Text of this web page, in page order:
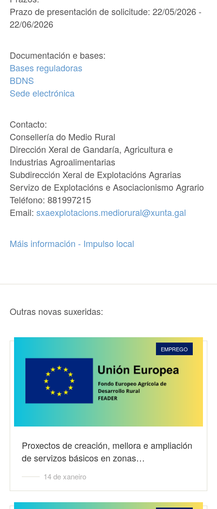
Prazo de presentación de solicitude: 22/05/2026 -
22/06/2026
Documentación e bases:
Bases reguladoras
BDNS
Sede electrónica
Contacto:
Consellería do Medio Rural
Dirección Xeral de Gandaría, Agricultura e
Industrias Agroalimentarias
Subdirección Xeral de Explotacións Agrarias
Servizo de Explotacións e Asociacionismo Agrario
Teléfono: 881997215
Email: sxaexplotacions.mediorural@xunta.gal
Máis información - Impulso local
Outras novas suxeridas:
EMPREGO
Proxectos de creación, mellora e ampliación
de servizos básicos en zonas…
14 de xaneiro